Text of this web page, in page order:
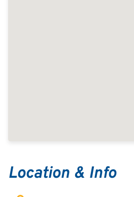
Location & Info